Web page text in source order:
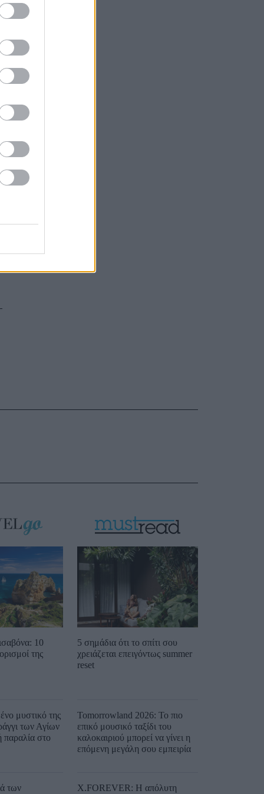
10
της
μυστικό της
των Αγίων
παραλία στο
των
5 σημάδια ότι το σπίτι σου
χρειάζεται επειγόντως summer
reset
Tomorrowland 2026: Το πιο
επικό μουσικό ταξίδι του
καλοκαιριού μπορεί να γίνει η
επόμενη μεγάλη σου εμπειρία
X.FOREVER: Η απόλυτη